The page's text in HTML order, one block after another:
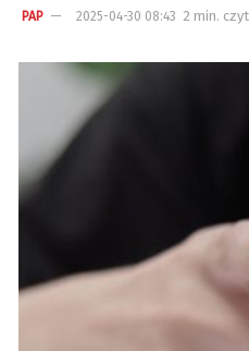
PAP 2025-04-30 08:43 2 min.